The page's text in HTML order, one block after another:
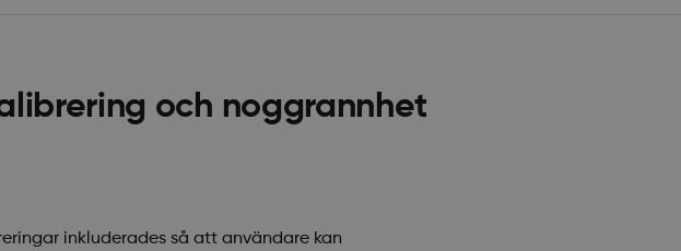
och noggrannhet
inkluderades så att användare kan